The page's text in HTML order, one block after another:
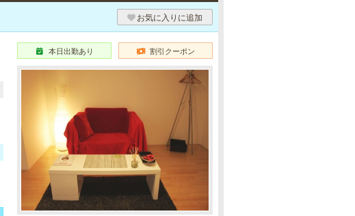
お気に入りに追加
本日出勤あり 割引クーポン